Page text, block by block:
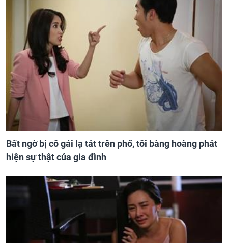
Bất ngờ bị cô gái lạ tát trên phố, tôi bàng hoàng phát
hiện sự thật của gia đình